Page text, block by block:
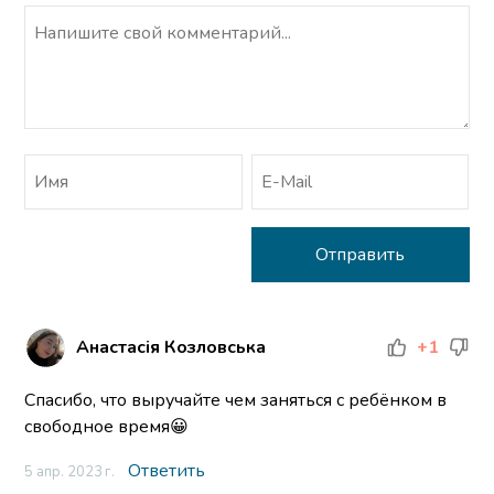
Анастасія Козловська +1
Спасибо, что выручайте чем заняться с ребёнком в
свободное время😀
5 апр. 2023 г. Ответить